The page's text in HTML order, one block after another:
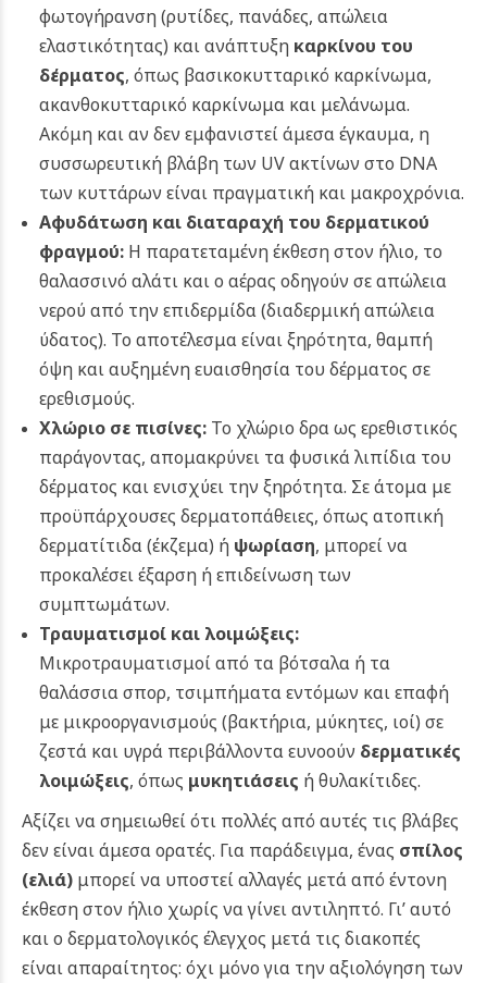
φωτογήρανση (ρυτίδες, πανάδες, απώλεια
ελαστικότητας) και ανάπτυξη καρκίνου του
δέρματος, όπως βασικοκυτταρικό καρκίνωμα,
ακανθοκυτταρικό καρκίνωμα και μελάνωμα.
Ακόμη και αν δεν εμφανιστεί άμεσα έγκαυμα, η
συσσωρευτική βλάβη των UV ακτίνων στο DNA
των κυττάρων είναι πραγματική και μακροχρόνια.
Αφυδάτωση και διαταραχή του δερματικού
φραγμού:Η παρατεταμένη έκθεση στον ήλιο, το
θαλασσινό αλάτι και ο αέρας οδηγούν σε απώλεια
νερού από την επιδερμίδα (διαδερμική απώλεια
ύδατος). Το αποτέλεσμα είναι ξηρότητα, θαμπή
όψη και αυξημένη ευαισθησία του δέρματος σε
ερεθισμούς.
Χλώριο σε πισίνες:Το χλώριο δρα ως ερεθιστικός
παράγοντας, απομακρύνει τα φυσικά λιπίδια του
δέρματος και ενισχύει την ξηρότητα. Σε άτομα με
προϋπάρχουσες δερματοπάθειες, όπως ατοπική
δερματίτιδα (έκζεμα) ή ψωρίαση, μπορεί να
προκαλέσει έξαρση ή επιδείνωση των
συμπτωμάτων.
Τραυματισμοί και λοιμώξεις:
Μικροτραυματισμοί από τα βότσαλα ή τα
θαλάσσια σπορ, τσιμπήματα εντόμων και επαφή
με μικροοργανισμούς (βακτήρια, μύκητες, ιοί) σε
ζεστά και υγρά περιβάλλοντα ευνοούν δερματικές
λοιμώξεις, όπως μυκητιάσεις ή θυλακίτιδες.
Αξίζει να σημειωθεί ότι πολλές από αυτές τις βλάβες
δεν είναι άμεσα ορατές. Για παράδειγμα, ένας σπίλος
(ελιά) μπορεί να υποστεί αλλαγές μετά από έντονη
έκθεση στον ήλιο χωρίς να γίνει αντιληπτό. Γι’ αυτό
και ο δερματολογικός έλεγχος μετά τις διακοπές
είναι απαραίτητος: όχι μόνο για την αξιολόγηση των